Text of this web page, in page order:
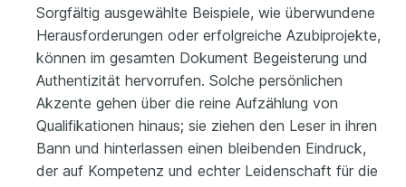
Sorgfältig ausgewählte Beispiele, wie überwundene
Herausforderungen oder erfolgreiche Azubiprojekte,
können im gesamten Dokument Begeisterung und
Authentizität hervorrufen. Solche persönlichen
Akzente gehen über die reine Aufzählung von
Qualifikationen hinaus; sie ziehen den Leser in ihren
Bann und hinterlassen einen bleibenden Eindruck,
der auf Kompetenz und echter Leidenschaft für die